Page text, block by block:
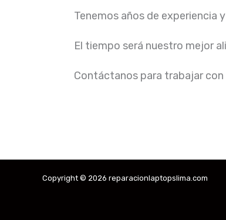
Tenemos años de experiencia
El tiempo será nuestro mejor
Contáctanos para trabajar
Copyright © 2026 reparacionlaptopslima.com